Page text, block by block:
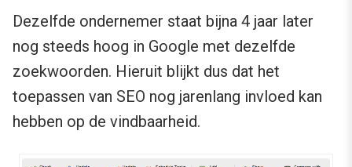
Dezelfde ondernemer staat bijna 4 jaar later
nog steeds hoog in Google met dezelfde
zoekwoorden. Hieruit blijkt dus dat het
toepassen van SEO nog jarenlang invloed kan
hebben op de vindbaarheid.